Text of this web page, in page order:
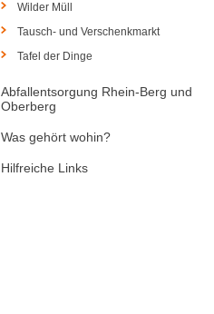
Wilder Müll
Tausch- und Verschenkmarkt
Tafel der Dinge
Abfallentsorgung Rhein-Berg und
Oberberg
Was gehört wohin?
Hilfreiche Links